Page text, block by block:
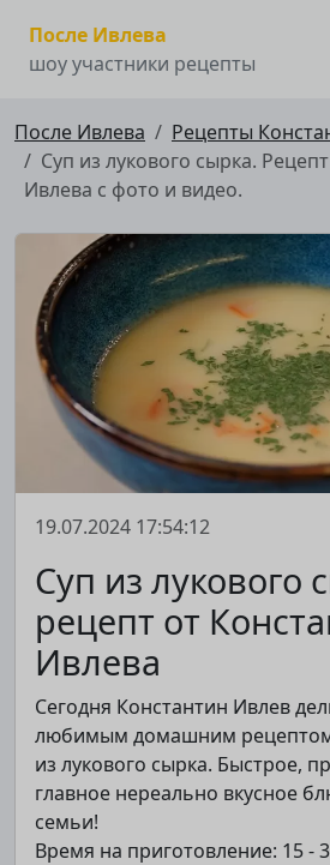
После Ивлева
шоу участники рецепты
После Ивлева
Рецепты
Суп из лукового сырка.
Ивлева с фото и видео.
19.07.2024 17:54:12
Суп из лукового
рецепт от
Ивлева
Сегодня Константин Ивлев
любимым домашним рецептом
из лукового сырка. Быстрое,
главное нереально вкусное
семьи!
Время на приготовление: 15 -